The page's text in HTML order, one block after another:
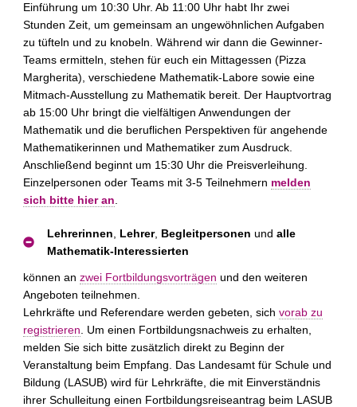
Einführung um 10:30 Uhr. Ab 11:00 Uhr habt Ihr zwei
Stunden Zeit, um gemeinsam an ungewöhnlichen Aufgaben
zu tüfteln und zu knobeln. Während wir dann die Gewinner-
Teams ermitteln, stehen für euch ein Mittagessen (Pizza
Margherita), verschiedene Mathematik-Labore sowie eine
Mitmach-Ausstellung zu Mathematik bereit. Der Hauptvortrag
ab 15:00 Uhr bringt die vielfältigen Anwendungen der
Mathematik und die beruflichen Perspektiven für angehende
Mathematikerinnen und Mathematiker zum Ausdruck.
Anschließend beginnt um 15:30 Uhr die Preisverleihung.
Einzelpersonen oder Teams mit 3-5 Teilnehmern melden
sich bitte hier an
Lehrerinnen Lehrer, Begleitpersonen und alle
Mathematik-Interessierten
können an zwei Fortbildungsvorträgen und den weiteren
Angeboten teilnehmen.
Lehrkräfte und Referendare werden gebeten, sich vorab zu
registrieren . Um einen Fortbildungsnachweis zu erhalten,
melden Sie sich bitte zusätzlich direkt zu Beginn der
Veranstaltung beim Empfang. Das Landesamt für Schule und
Bildung (LASUB) wird für Lehrkräfte, die mit Einverständnis
ihrer Schulleitung einen Fortbildungsreiseantrag beim LASUB